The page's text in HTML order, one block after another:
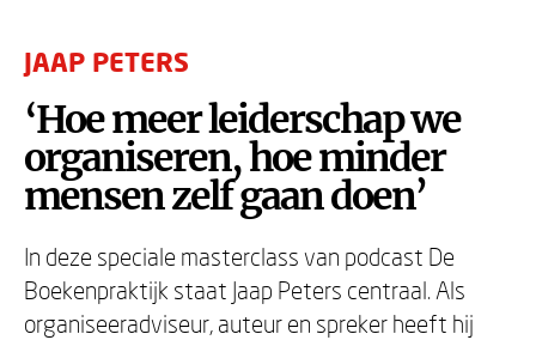
JAAP PETERS
‘Hoe meer leiderschap we
organiseren, hoe minder
mensen zelf gaan doen’
In deze speciale masterclass van podcast De
Boekenpraktijk staat Jaap Peters centraal. Als
organiseeradviseur, auteur en spreker heeft hij